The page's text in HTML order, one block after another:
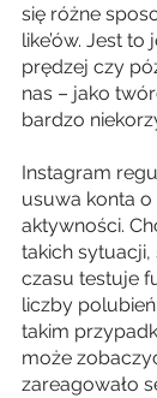
się różne
like’ów. Jest
prędzej czy
nas – jako
bardzo
Instagram
usuwa konta
aktywności.
takich sytuacji,
czasu testuje
liczby
takim
może
zareagowało